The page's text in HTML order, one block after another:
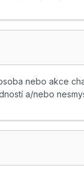
nebo akce
a/nebo